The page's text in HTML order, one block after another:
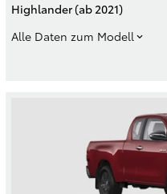
Highlander (ab 2021)
Alle Daten zum Modell